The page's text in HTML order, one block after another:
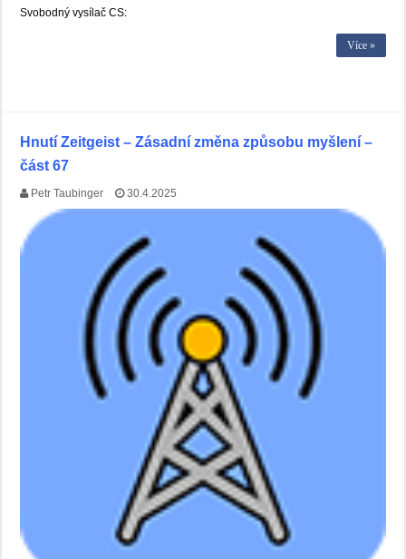
Svobodný vysílač CS:
Více »
Hnutí Zeitgeist – Zásadní změna způsobu myšlení –
část 67
Petr Taubinger 30.4.2025